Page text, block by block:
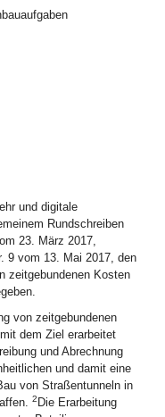
und digitale
Rundschreiben
23. März 2017,
9 vom 13. Mai 2017, den
zeitgebundenen Kosten
von zeitgebundenen
dem Ziel erarbeitet
und Abrechnung
und damit eine
von Straßentunneln in
2 Die Erarbeitung